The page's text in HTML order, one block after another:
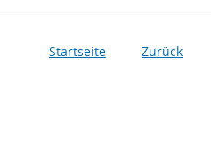
Startseite Zurück